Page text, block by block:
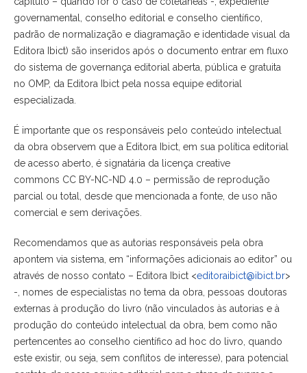
governamental, conselho editorial e conselho científico,
padrão de normalização e diagramação e identidade visual da
Editora Ibict) são inseridos após o documento entrar em fluxo
do sistema de governança editorial aberta, pública e gratuita
no OMP, da Editora Ibict pela nossa equipe editorial
especializada.
É importante que os responsáveis pelo conteúdo intelectual
da obra observem que a Editora Ibict, em sua política editorial
de acesso aberto, é signatária da licença creative
commons CC BY-NC-ND 4.0 – permissão de reprodução
parcial ou total, desde que mencionada a fonte, de uso não
comercial e sem derivações.
Recomendamos que as autorias responsáveis pela obra
apontem via sistema, em “informações adicionais ao editor” ou
através de nosso contato – Editora Ibict <editoraibict@ibict.br>
-, nomes de especialistas no tema da obra, pessoas doutoras
externas à produção do livro (não vinculados às autorias e à
produção do conteúdo intelectual da obra, bem como não
pertencentes ao conselho científico ad hoc do livro, quando
este existir, ou seja, sem conflitos de interesse), para potencial